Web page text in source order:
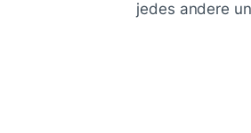
jedes andere